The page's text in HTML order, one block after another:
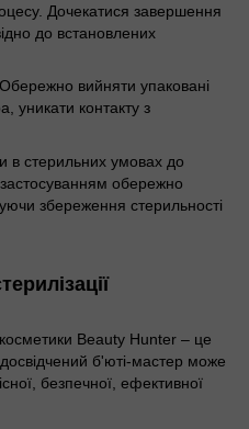
Дочекатися завершення
до встановлених
вийняти упаковані
уникати контакту з
в стерильних умовах до
обережно
збереження стерильності
Beauty Hunter – це
б'юті-мастер може
безпечної, ефективної